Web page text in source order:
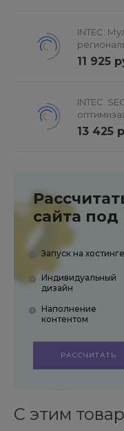
INTEC:
11 925
INTEC.
- текстов,
13 425
сайта под
Запуск на хостинге
Индивидуальный
дизайн
Наполнение
контентом
РАССЧИТАТЬ
С этим